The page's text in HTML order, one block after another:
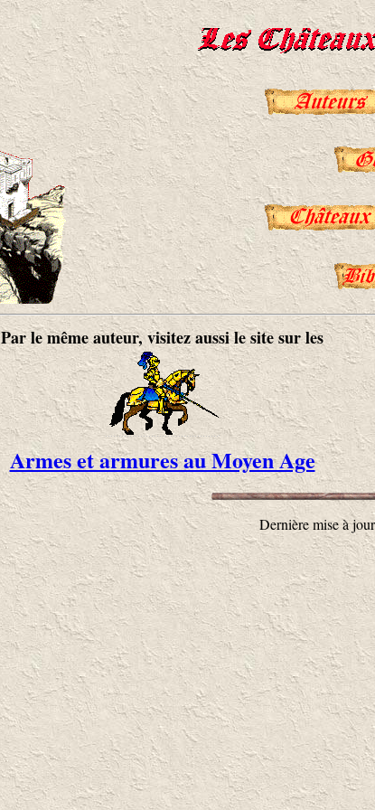
Par le même auteur, visitez aussi le site sur les
Armes et armures au Moyen Age
Dernière mise à